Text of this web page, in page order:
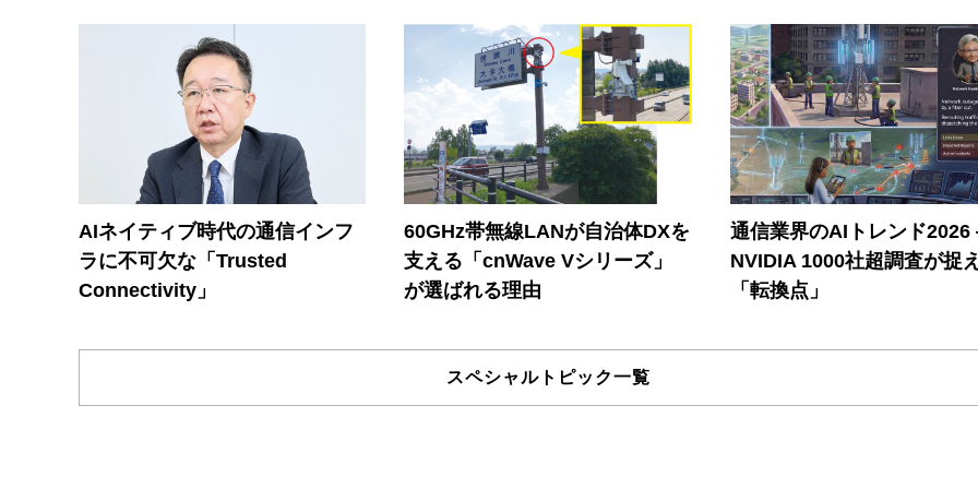
AIネイティブ時代の通信インフ
ラに不可欠な「Trusted
Connectivity」
60GHz帯無線LANが自治体DXを
支える「cnWave Vシリーズ」
が選ばれる理由
通信業界のAIトレンド
NVIDIA 1000社超調査が捉
「転換点」
スペシャルトピック一覧